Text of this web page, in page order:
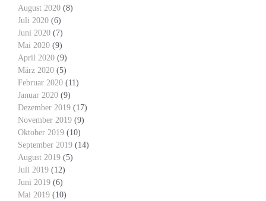
August 2020 (8)
Juli 2020 (6)
Juni 2020 (7)
Mai 2020 (9)
April 2020 (9)
März 2020 (5)
Februar 2020 (11)
Januar 2020 (9)
Dezember 2019 (17)
November 2019 (9)
Oktober 2019 (10)
September 2019 (14)
August 2019 (5)
Juli 2019 (12)
Juni 2019 (6)
Mai 2019 (10)